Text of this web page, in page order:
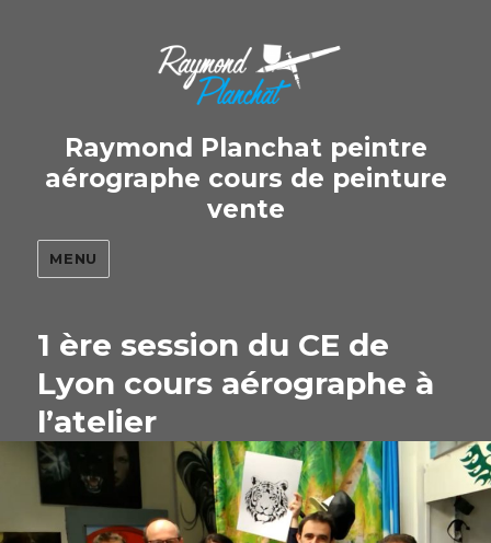
Raymond Planchat peintre
aérographe cours de peinture
vente
MENU
1 ère session du CE de
Lyon cours aérographe à
l’atelier